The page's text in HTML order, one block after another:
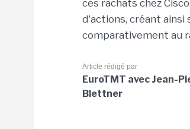
ces rachats chez
d'actions, créant ainsi
comparativement au
Article rédigé par
EuroTMT avec Jean-
Blettner